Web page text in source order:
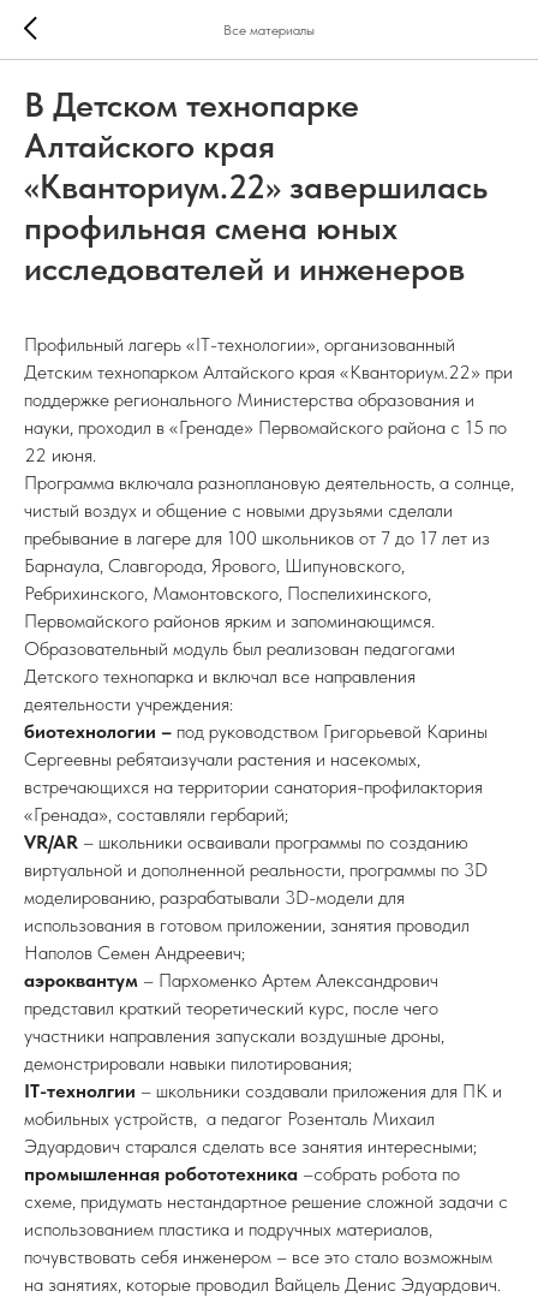
Все материалы
В Детском технопарке
Алтайского края
«Кванториум.22» завершилась
профильная смена юных
исследователей и инженеров
Профильный лагерь «IT-технологии», организованный
Детским технопарком Алтайского края «Кванториум.22» при
поддержке регионального Министерства образования и
науки, проходил в «Гренаде» Первомайского района с 15 по
22 июня.
Программа включала разноплановую деятельность, а солнце,
чистый воздух и общение с новыми друзьями сделали
пребывание в лагере для 100 школьников от 7 до 17 лет из
Барнаула, Славгорода, Ярового, Шипуновского,
Ребрихинского, Мамонтовского, Поспелихинского,
Первомайского районов ярким и запоминающимся.
Образовательный модуль был реализован педагогами
Детского технопарка и включал все направления
деятельности учреждения:
биотехнологии – под руководством Григорьевой Карины
Сергеевны ребятаизучали растения и насекомых,
встречающихся на территории санатория-профилактория
«Гренада», составляли гербарий;
VR/AR – школьники осваивали программы по созданию
виртуальной и дополненной реальности, программы по 3D
моделированию, разрабатывали 3D-модели для
использования в готовом приложении, занятия проводил
Наполов Семен Андреевич;
аэроквантум – Пархоменко Артем Александрович
представил краткий теоретический курс, после чего
участники направления запускали воздушные дроны,
демонстрировали навыки пилотирования;
IT-технолгии – школьники создавали приложения для ПК и
мобильных устройств, а педагог Розенталь Михаил
Эдуардович старался сделать все занятия интересными;
промышленная робототехника –собрать робота по
схеме, придумать нестандартное решение сложной задачи с
использованием пластика и подручных материалов,
почувствовать себя инженером – все это стало возможным
на занятиях, которые проводил Вайцель Денис Эдуардович.